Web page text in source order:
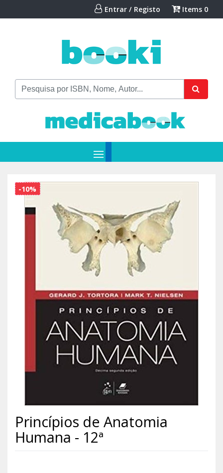
Entrar / Registo Items 0
-10%
Princípios de Anatomia
Humana - 12ª